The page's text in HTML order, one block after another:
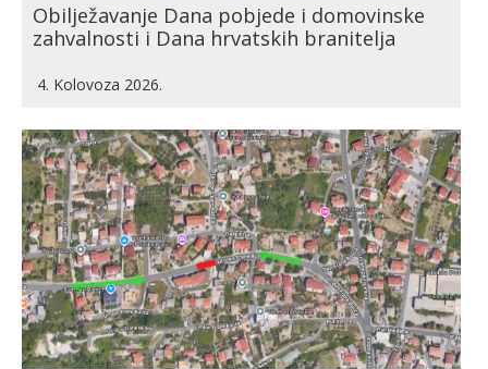
Obilježavanje Dana pobjede i domovinske
zahvalnosti i Dana hrvatskih branitelja
4. Kolovoza 2026.